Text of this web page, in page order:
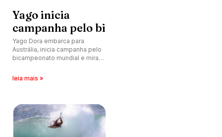
Yago inicia
campanha pelo bi
Yago Dora embarca para
Austrália, inicia campanha pelo
bicampeonato mundial e mira
carreira.
leia mais »